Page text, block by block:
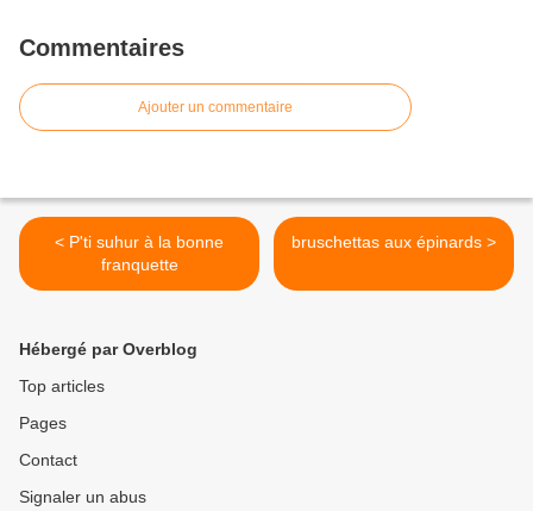
Commentaires
Ajouter un commentaire
< P'ti suhur à la bonne
franquette
bruschettas aux épinards >
Hébergé par Overblog
Top articles
Pages
Contact
Signaler un abus